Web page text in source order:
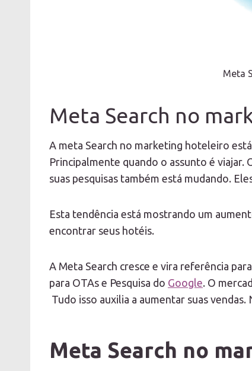
Meta
Meta Search no
A meta Search no marketing hoteleiro
Principalmente quando o assunto é viajar.
suas pesquisas também está mudando.
Esta tendência está mostrando um
encontrar seus hotéis.
A Meta Search cresce e vira referência
para OTAs e Pesquisa do Google. O
Tudo isso auxilia a aumentar suas
Meta Search no